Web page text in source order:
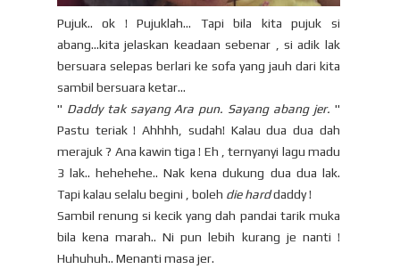
Pujuk.. ok ! Pujuklah... Tapi bila kita pujuk si
abang...kita jelaskan keadaan sebenar , si adik lak
bersuara selepas berlari ke sofa yang jauh dari kita
sambil bersuara ketar...
" Daddy tak sayang Ara pun. Sayang abang jer. "
Pastu teriak ! Ahhhh, sudah! Kalau dua dua dah
merajuk ? Ana kawin tiga ! Eh , ternyanyi lagu madu
3 lak.. hehehehe.. Nak kena dukung dua dua lak.
Tapi kalau selalu begini , boleh die harddaddy !
Sambil renung si kecik yang dah pandai tarik muka
bila kena marah.. Ni pun lebih kurang je nanti !
Huhuhuh.. Menanti masa jer.